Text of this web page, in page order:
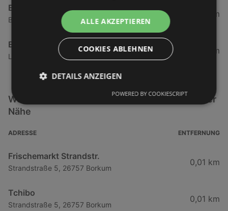
E center Wilger
Boumannstraße 6, 46325 Borken
193,65 km
E center Brüggemeier
Ludwig-Jahn-Straße 7 - 15, 47533 Kleve
202,75 km
Weitere Getränke & Lebensmittel Filialen in der
Nähe
ADRESSE ENTFERNUNG
Frischemarkt Strandstr.
Strandstraße 5, 26757 Borkum
0,01 km
Tchibo
Strandstraße 5, 26757 Borkum
0,01 km
ALLE AKZEPTIEREN
COOKIES ABLEHNEN
DETAILS ANZEIGEN
POWERED BY COOKIESCRIPT